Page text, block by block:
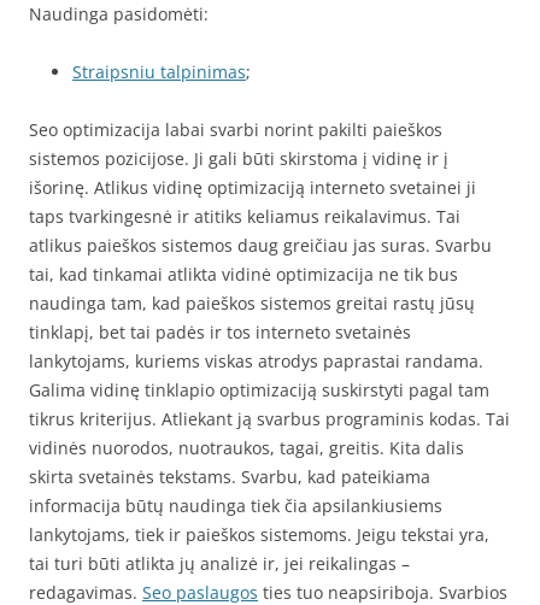
Naudinga pasidomėti:
Straipsniu talpinimas;
Seo optimizacija labai svarbi norint pakilti paieškos
sistemos pozicijose. Ji gali būti skirstoma į vidinę ir į
išorinę. Atlikus vidinę optimizaciją interneto svetainei ji
taps tvarkingesnė ir atitiks keliamus reikalavimus. Tai
atlikus paieškos sistemos daug greičiau jas suras. Svarbu
tai, kad tinkamai atlikta vidinė optimizacija ne tik bus
naudinga tam, kad paieškos sistemos greitai rastų jūsų
tinklapį, bet tai padės ir tos interneto svetainės
lankytojams, kuriems viskas atrodys paprastai randama.
Galima vidinę tinklapio optimizaciją suskirstyti pagal tam
tikrus kriterijus. Atliekant ją svarbus programinis kodas. Tai
vidinės nuorodos, nuotraukos, tagai, greitis. Kita dalis
skirta svetainės tekstams. Svarbu, kad pateikiama
informacija būtų naudinga tiek čia apsilankiusiems
lankytojams, tiek ir paieškos sistemoms. Jeigu tekstai yra,
tai turi būti atlikta jų analizė ir, jei reikalingas –
redagavimas. Seo paslaugos ties tuo neapsiriboja. Svarbios